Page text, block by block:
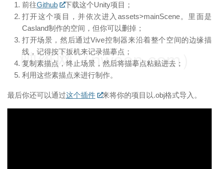
前往Github
下载这个Unity项目；
打开这个项目，并依次进入assets>mainScene。里面是
Casland制作的空间，但你可以删掉；
打开场景，然后通过Vive控制器来沿着整个空间的边缘描
线，记得按下扳机来记录描摹点；
复制素描点，终止场景，然后将描摹点粘贴进去；
利用这些素描点来进行制作。
最后你还可以通过这个插件 来将你的项目以.obj格式导入。
映维网（nweon.com）